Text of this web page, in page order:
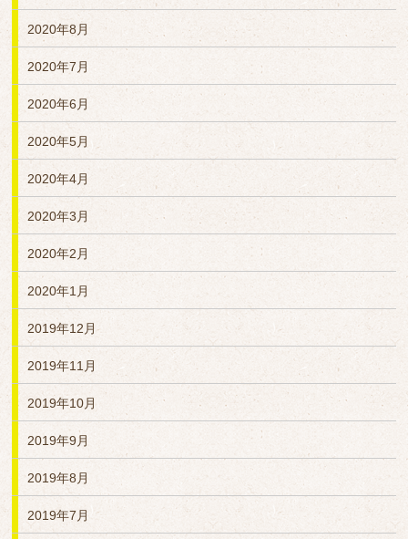
2020年8月
2020年7月
2020年6月
2020年5月
2020年4月
2020年3月
2020年2月
2020年1月
2019年12月
2019年11月
2019年10月
2019年9月
2019年8月
2019年7月